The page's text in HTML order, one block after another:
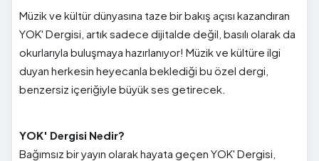
Müzik ve kültür dünyasına taze bir bakış açısı kazandıran
YOK' Dergisi, artık sadece dijitalde değil, basılı olarak da
okurlarıyla buluşmaya hazırlanıyor! Müzik ve kültüre ilgi
duyan herkesin heyecanla beklediği bu özel dergi,
benzersiz içeriğiyle büyük ses getirecek.
YOK' Dergisi Nedir?
Bağımsız bir yayın olarak hayata geçen YOK' Dergisi,